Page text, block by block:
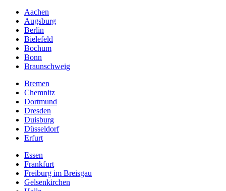
Aachen
Augsburg
Berlin
Bielefeld
Bochum
Bonn
Braunschweig
Bremen
Chemnitz
Dortmund
Dresden
Duisburg
Düsseldorf
Erfurt
Essen
Frankfurt
Freiburg im Breisgau
Gelsenkirchen